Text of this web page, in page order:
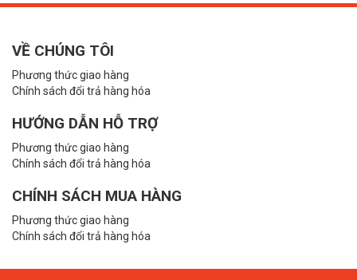
VỀ CHÚNG TÔI
Phương thức giao hàng
Chính sách đổi trả hàng hóa
HƯỚNG DẪN HỖ TRỢ
Phương thức giao hàng
Chính sách đổi trả hàng hóa
CHÍNH SÁCH MUA HÀNG
Phương thức giao hàng
Chính sách đổi trả hàng hóa